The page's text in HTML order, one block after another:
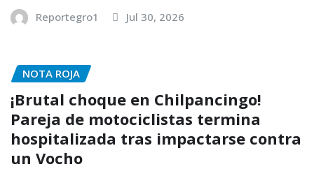
Reportegro1 Jul 30, 2026
NOTA ROJA
¡Brutal choque en Chilpancingo!
Pareja de motociclistas termina
hospitalizada tras impactarse contra
un Vocho